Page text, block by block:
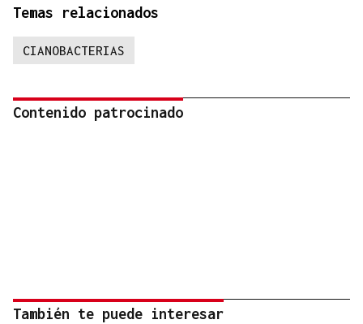
Temas relacionados
CIANOBACTERIAS
Contenido patrocinado
También te puede interesar